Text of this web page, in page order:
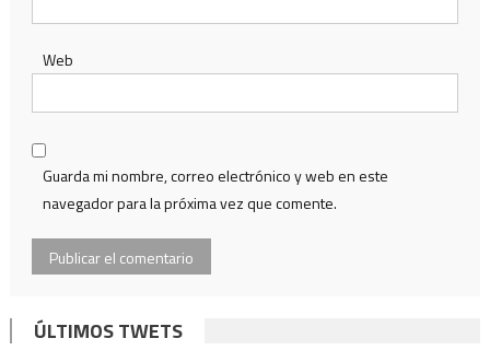
Web
Guarda mi nombre, correo electrónico y web en este
navegador para la próxima vez que comente.
ÚLTIMOS TWETS